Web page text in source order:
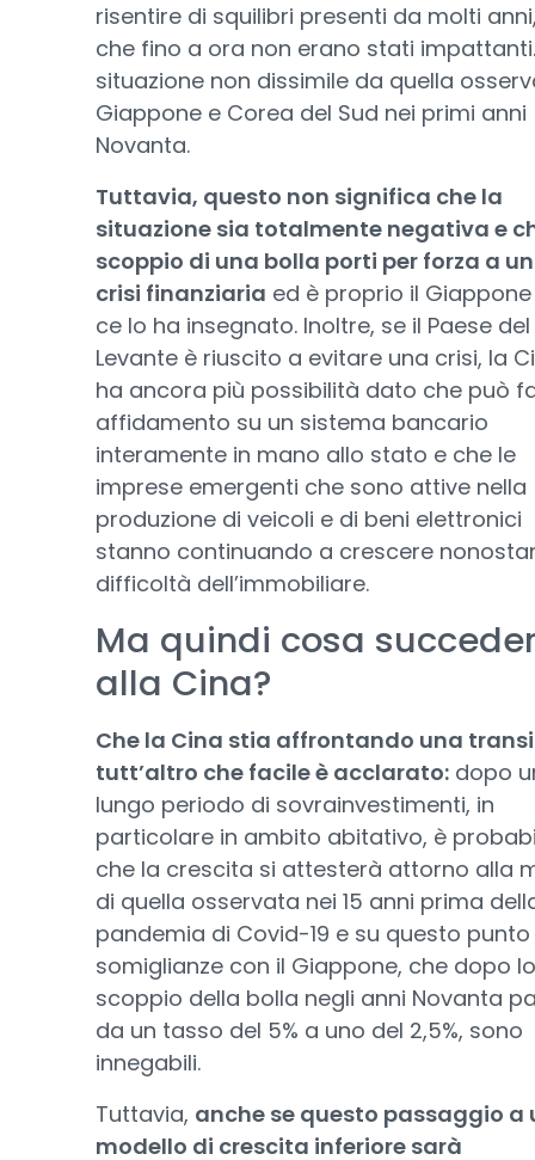
risentire di squilibri presenti da molti
che fino a ora non erano stati
situazione non dissimile da quella
Giappone e Corea del Sud nei primi anni
Novanta.
Tuttavia, questo non significa che la
situazione sia totalmente negativa e
scoppio di una bolla porti per forza a
crisi finanziaria ed è proprio il
ce lo ha insegnato. Inoltre, se il Paese del
Levante è riuscito a evitare una crisi, la
ha ancora più possibilità dato che può
affidamento su un sistema bancario
interamente in mano allo stato e che le
imprese emergenti che sono attive nella
produzione di veicoli e di beni elettronici
stanno continuando a crescere
difficoltà dell’immobiliare.
Ma quindi cosa
alla Cina?
Che la Cina stia affrontando una
tutt’altro che facile è acclarato: dopo
lungo periodo di sovrainvestimenti, in
particolare in ambito abitativo, è
che la crescita si attesterà attorno alla
di quella osservata nei 15 anni prima
pandemia di Covid-19 e su questo punto
somiglianze con il Giappone, che dopo lo
scoppio della bolla negli anni Novanta
da un tasso del 5% a uno del 2,5%, sono
innegabili.
Tuttavia, anche se questo passaggio a
modello di crescita inferiore sarà